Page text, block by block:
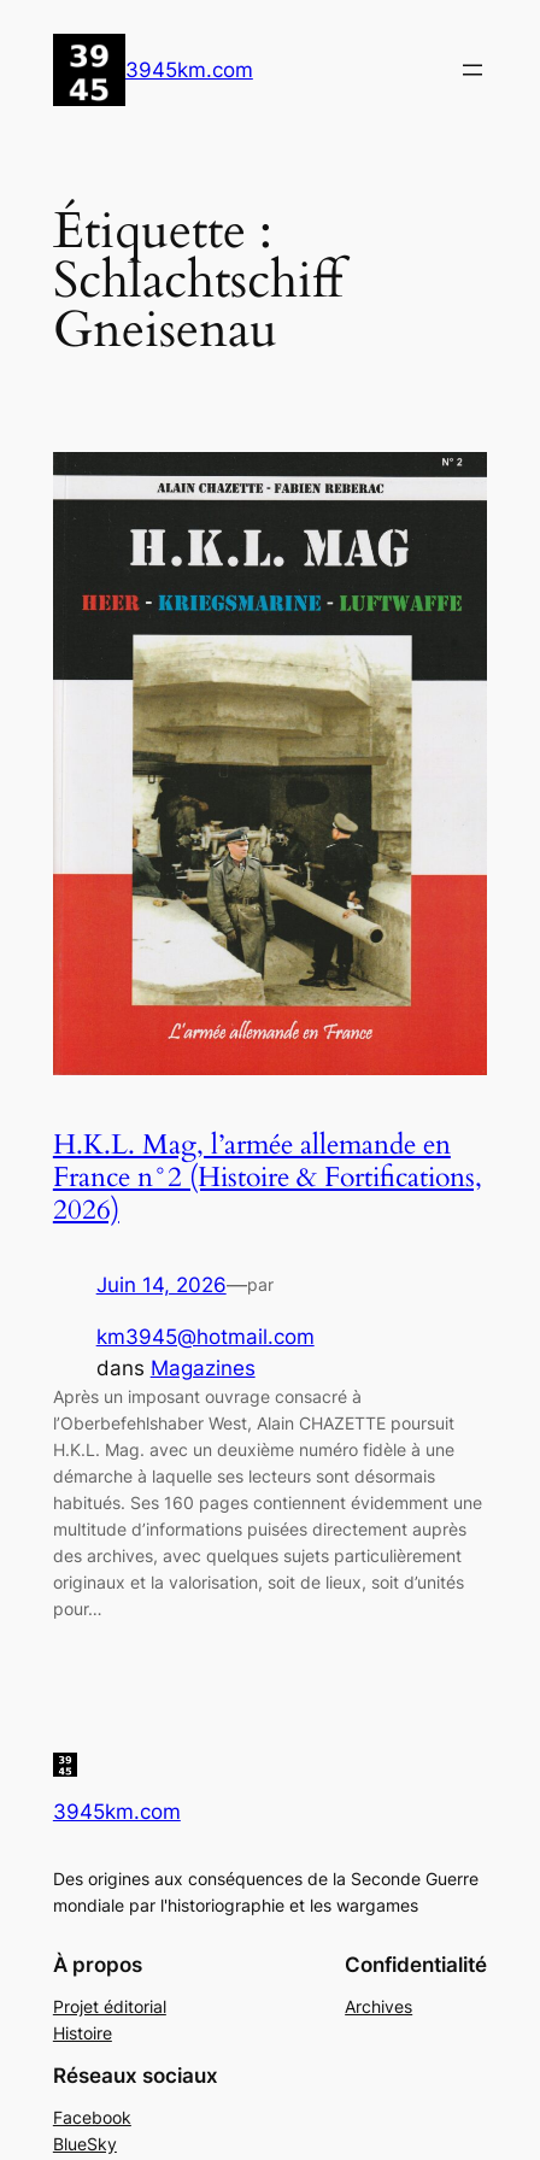
contenu
3945km.com
Étiquette :
Schlachtschiff
Gneisenau
H.K.L. Mag, l’armée allemande en
France n°2 (Histoire & Fortifications,
2026)
Juin 14, 2026—par
km3945@hotmail.com
dans Magazines
Après un imposant ouvrage consacré à
l’Oberbefehlshaber West, Alain CHAZETTE poursuit
H.K.L. Mag. avec un deuxième numéro fidèle à une
démarche à laquelle ses lecteurs sont désormais
habitués. Ses 160 pages contiennent évidemment une
multitude d’informations puisées directement auprès
des archives, avec quelques sujets particulièrement
originaux et la valorisation, soit de lieux, soit d’unités
pour…
3945km.com
Des origines aux conséquences de la Seconde Guerre
mondiale par l'historiographie et les wargames
À propos
Projet éditorial
Histoire
Confidentialité
Archives
Réseaux sociaux
Facebook
BlueSky